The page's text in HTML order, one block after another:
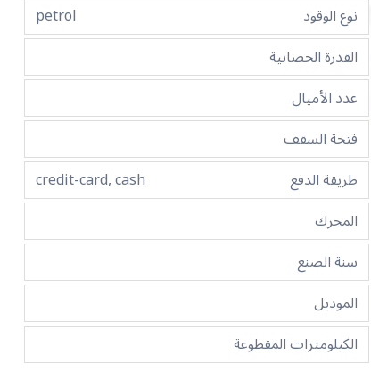
نوع الوقود
petrol
القدرة الحصانية
عدد الأميال
فتحة السقف
طريقة الدفع
credit-card, cash
المحرك
سنة الصنع
الموديل
الكيلومترات المقطوعة